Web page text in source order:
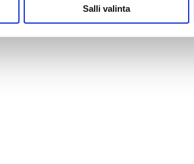
Salli valinta